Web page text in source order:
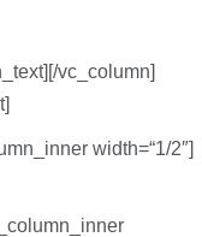
vc_column]
width=“1/2″]